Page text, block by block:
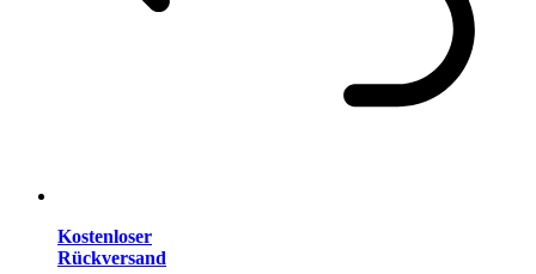
Kostenloser
Rückversand